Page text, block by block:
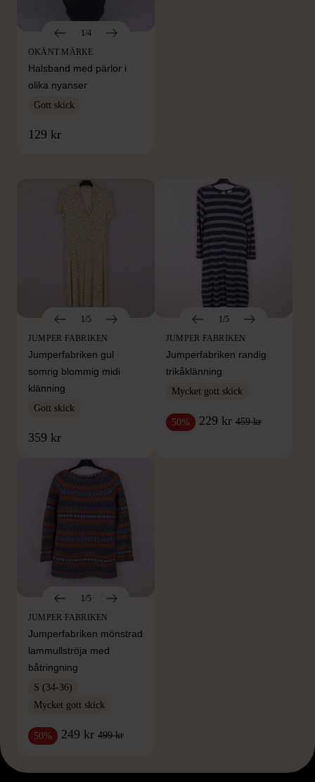
1/4
OKÄNT MÄRKE
Halsband med pärlor i
olika nyanser
Gott skick
129 kr
FRÅN SAMMA VARUMÄRKE
1/5
JUMPER FABRIKEN
Jumperfabriken gul
somrig blommig midi
klänning
Gott skick
359 kr
1/5
JUMPER FABRIKEN
Jumperfabriken randig
trikåklänning
Mycket gott skick
50% 229 kr 459 kr
1/5
JUMPER FABRIKEN
Jumperfabriken mönstrad
lammullströja med
båtringning
S (34-36)
Mycket gott skick
50% 249 kr 499 kr